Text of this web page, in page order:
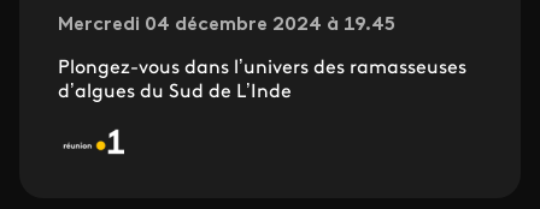
Mercredi 04 décembre 2024 à 19.45
Plongez-vous dans l’univers des ramasseuses
d’algues du Sud de L’Inde